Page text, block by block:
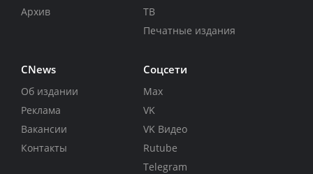
Архив
ТВ
Печатные издания
CNews
Об издании
Реклама
Вакансии
Контакты
Соцсети
Max
VK
VK Видео
Rutube
Telegram